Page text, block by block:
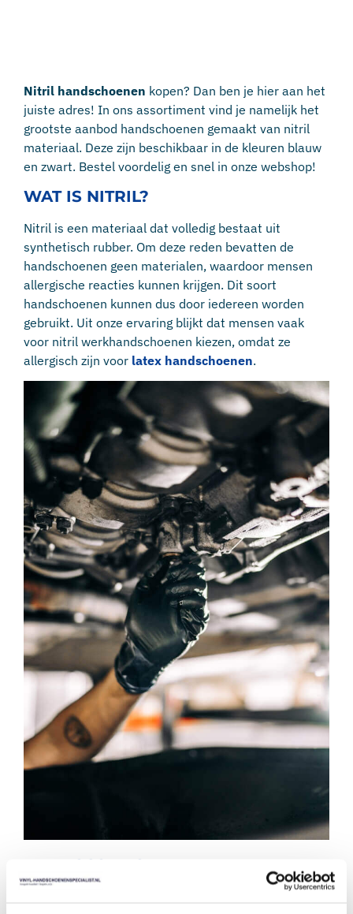
Nitril handschoenen kopen? Dan ben je hier aan het
juiste adres! In ons assortiment vind je namelijk het
grootste aanbod handschoenen gemaakt van nitril
materiaal. Deze zijn beschikbaar in de kleuren blauw
en zwart. Bestel voordelig en snel in onze webshop!
WAT IS NITRIL?
Nitril is een materiaal dat volledig bestaat uit
synthetisch rubber. Om deze reden bevatten de
handschoenen geen materialen, waardoor mensen
allergische reacties kunnen krijgen. Dit soort
handschoenen kunnen dus door iedereen worden
gebruikt. Uit onze ervaring blijkt dat mensen vaak
voor nitril werkhandschoenen kiezen, omdat ze
allergisch zijn voor latex handschoenen.
DRAAGCOMFORT VAN DE
HANDSCHOENEN